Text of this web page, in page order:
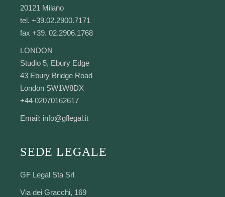
20121 Milano
tel. +39.02.2900.7171
fax +39. 02.2906.1768
LONDON
Studio 5, Ebury Edge
43 Ebury Bridge Road
London SW1W8DX
+44 02070162617
Email: info@gflegal.it
SEDE LEGALE
GF Legal Sta Srl
Via dei Gracchi, 169